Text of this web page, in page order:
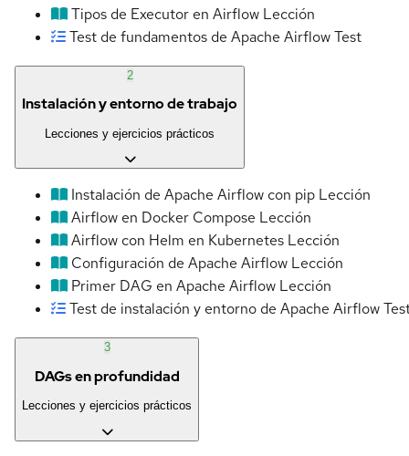
Tipos de Executor en Airflow Lección
Test de fundamentos de Apache AirflowTest
2
Instalación y entorno de trabajo
Lecciones y ejercicios prácticos
Instalación de Apache Airflow con pip Lección
Airflow en Docker Compose Lección
Airflow con Helm en Kubernetes Lección
Configuración de Apache Airflow Lección
Primer DAG en Apache Airflow Lección
Test de instalación y entorno de Apache Airflow
3
DAGs en profundidad
Lecciones y ejercicios prácticos